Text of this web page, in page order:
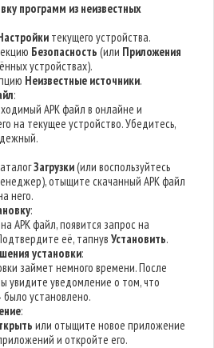
программ из неизвестных
текущего устройства.
Безопасность (или Приложения
устройствах).
Неизвестные источники.
:
APK файл в онлайне и
на текущее устройство. Убедитесь,
Загрузки(или воспользуйтесь
отыщите скачанный APK файл
него.
:
APK файл, появится запрос на
её, тапнувУстановить.
установки:
займет немного времени. После
увидите уведомление о том, что
установлено.
:
или отыщите новое приложение
и откройте его.